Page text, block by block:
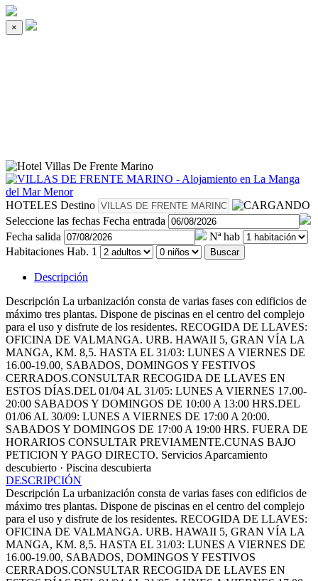
×
HOTELES Destino
Seleccione las fechas Fecha entrada
Fecha salida
Nª hab
Habitaciones Hab. 1 Buscar
Descripción
Descripción La urbanización consta de varias fases con edificios de
máximo tres plantas. Dispone de piscinas en el centro del complejo
para el uso y disfrute de los residentes. RECOGIDA DE LLAVES:
OFICINA DE VALMANGA. URB. HAWAII 5, GRAN VÍA LA
MANGA, KM. 8,5. HASTA EL 31/03: LUNES A VIERNES DE
16.00-19.00, SABADOS, DOMINGOS Y FESTIVOS
CERRADOS.CONSULTAR RECOGIDA DE LLAVES EN
ESTOS DÍAS.DEL 01/04 AL 31/05: LUNES A VIERNES 17.00-
20:00 SABADOS Y DOMINGOS DE 10:00 A 13:00 HRS.DEL
01/06 AL 30/09: LUNES A VIERNES DE 17:00 A 20:00.
SABADOS Y DOMINGOS DE 17:00 A 19:00 HRS. FUERA DE
HORARIOS CONSULTAR PREVIAMENTE.CUNAS BAJO
PETICION Y PAGO DIRECTO. Servicios Aparcamiento
descubierto · Piscina descubierta
DESCRIPCIÓN
Descripción La urbanización consta de varias fases con edificios de
máximo tres plantas. Dispone de piscinas en el centro del complejo
para el uso y disfrute de los residentes. RECOGIDA DE LLAVES:
OFICINA DE VALMANGA. URB. HAWAII 5, GRAN VÍA LA
MANGA, KM. 8,5. HASTA EL 31/03: LUNES A VIERNES DE
16.00-19.00, SABADOS, DOMINGOS Y FESTIVOS
CERRADOS.CONSULTAR RECOGIDA DE LLAVES EN